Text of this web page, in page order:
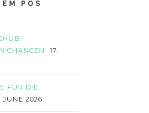
POS
CHANCEN
17.
FÜR DIE
JUNE 2026